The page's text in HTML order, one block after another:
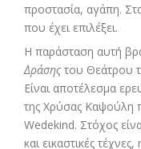
προστασία, αγάπη.
που έχει επιλέξει.
Η παράσταση αυτή
Δράσηςτου Θεάτρου
Είναι αποτέλεσμα
της Χρύσας Καψούλη
Wedekind. Στόχος
και εικαστικές